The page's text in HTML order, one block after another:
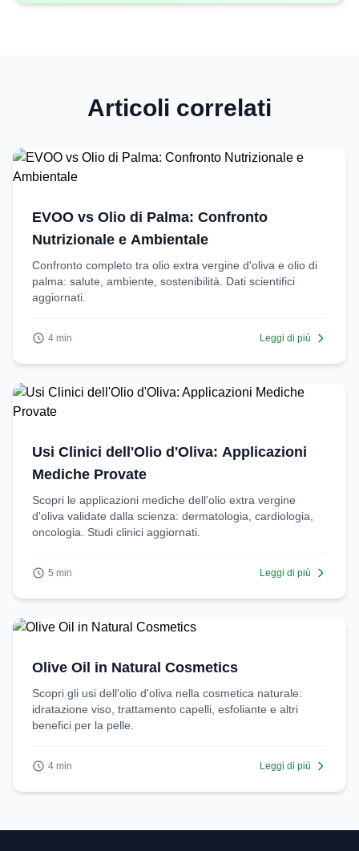
Articoli correlati
EVOO vs Olio di Palma: Confronto
Nutrizionale e Ambientale
Confronto completo tra olio extra vergine d'oliva e olio di
palma: salute, ambiente, sostenibilità. Dati scientifici
aggiornati.
4 min Leggi di più
Usi Clinici dell'Olio d'Oliva: Applicazioni
Mediche Provate
Scopri le applicazioni mediche dell'olio extra vergine
d'oliva validate dalla scienza: dermatologia, cardiologia,
oncologia. Studi clinici aggiornati.
5 min Leggi di più
Olive Oil in Natural Cosmetics
Scopri gli usi dell'olio d'oliva nella cosmetica naturale:
idratazione viso, trattamento capelli, esfoliante e altri
benefici per la pelle.
4 min Leggi di più